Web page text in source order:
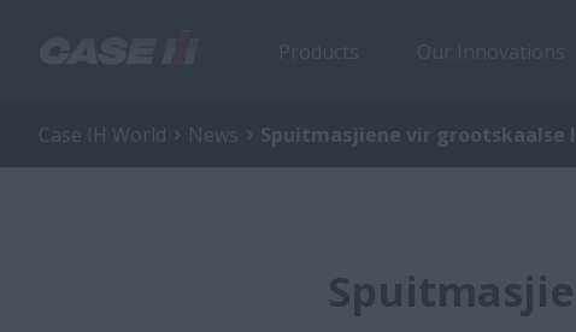
Case IH World News Spuitmasjiene vir grootskaalse